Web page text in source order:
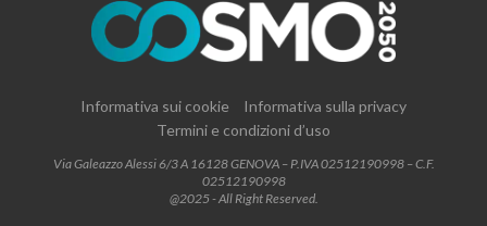
Informativa sui cookie
Informativa sulla privacy
Termini e condizioni d’uso
Via Galeazzo Alessi 6/3 A 16128 GENOVA – P.IVA 02512190998 – C.F.
02512190998
@2025 - All Right Reserved.